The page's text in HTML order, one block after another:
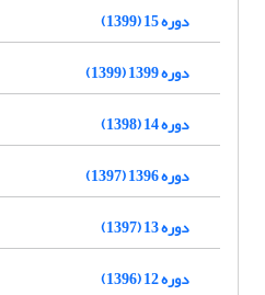
دوره 15 (1399)
دوره 1399 (1399)
دوره 14 (1398)
دوره 1396 (1397)
دوره 13 (1397)
دوره 12 (1396)